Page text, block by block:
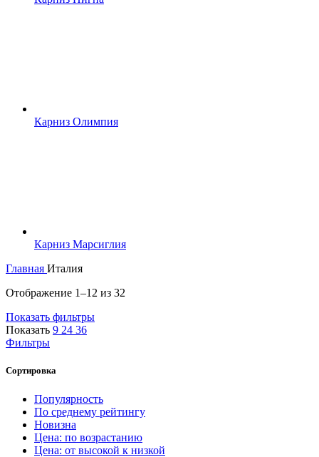
Карниз Олимпия
Карниз Марсиглия
Главная Италия
Отображение 1–12 из 32
Показать фильтры
Показать 9 24 36
Фильтры
Сортировка
Популярность
По среднему рейтингу
Новизна
Цена: по возрастанию
Цена: от высокой к низкой